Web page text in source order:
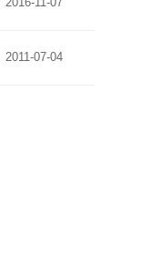
2011-07-04